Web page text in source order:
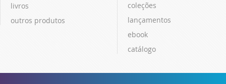
livros
outros produtos
coleções
lançamentos
ebook
catálogo